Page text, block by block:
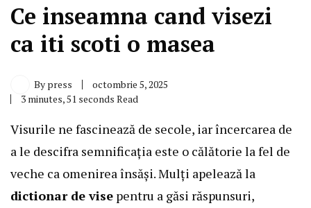
Ce inseamna cand visezi
ca iti scoti o masea
By press
octombrie 5, 2025
3 minutes, 51 seconds Read
Visurile ne fascinează de secole, iar încercarea de
a le descifra semnificația este o călătorie la fel de
veche ca omenirea însăși. Mulți apelează la
dictionar de vise pentru a găsi răspunsuri,